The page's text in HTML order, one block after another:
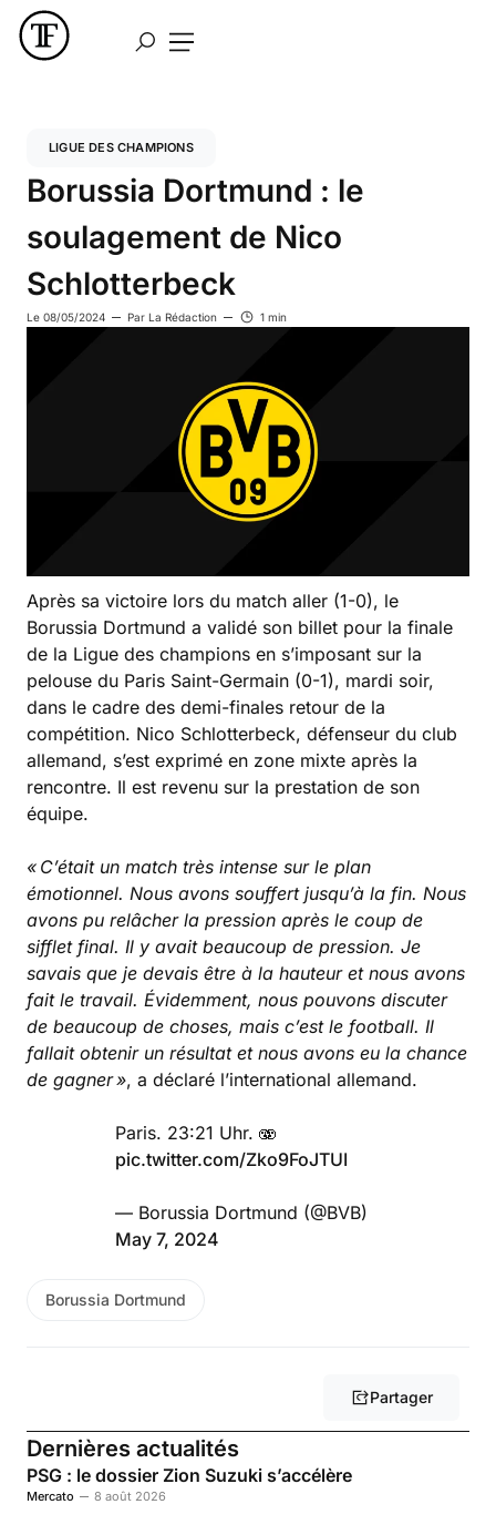
LIGUE DES CHAMPIONS
Borussia Dortmund : le
soulagement de Nico
Schlotterbeck
Le 08/05/2024 Par La Rédaction 1 min
Après sa victoire lors du match aller (1-0), le
Borussia Dortmund a validé son billet pour la finale
de la Ligue des champions en s’imposant sur la
pelouse du Paris Saint-Germain (0-1), mardi soir,
dans le cadre des demi-finales retour de la
compétition. Nico Schlotterbeck, défenseur du club
allemand, s’est exprimé en zone mixte après la
rencontre. Il est revenu sur la prestation de son
équipe.
« C’était un match très intense sur le plan
émotionnel. Nous avons souffert jusqu’à la fin. Nous
avons pu relâcher la pression après le coup de
sifflet final. Il y avait beaucoup de pression. Je
savais que je devais être à la hauteur et nous avons
fait le travail. Évidemment, nous pouvons discuter
de beaucoup de choses, mais c’est le football. Il
fallait obtenir un résultat et nous avons eu la chance
de gagner », a déclaré l’international allemand.
Paris. 23:21 Uhr. 🫨
pic.twitter.com/Zko9FoJTUI
— Borussia Dortmund (@BVB)
May 7, 2024
Borussia Dortmund
Partager
Dernières actualités
PSG : le dossier Zion Suzuki s’accélère
Mercato 8 août 2026